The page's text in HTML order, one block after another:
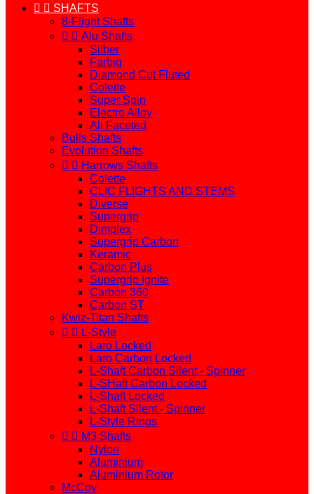
  SHAFTS
8-Flight Shafts
  Alu Shafts
Silber
Farbig
Diamond Cut Fluted
Colette
Super Spin
Electro Alloy
Ali Faceted
Bulls Shafts
Evolution Shafts
  Harrows Shafts
Colette
CLIC FLIGHTS AND STEMS
Diverse
Supergrip
Dimplex
Supergrip Carbon
Keramic
Carbon Plus
Supergrip Ignite
Carbon 360
Carbon ST
Kwiz-Titan Shafts
  L-Style
Laro Locked
Laro Carbon Locked
L-Shaft Carbon Silent - Spinner
L-SHaft Carbon Locked
L-Shaft Locked
L-Shaft Silent - Spinner
L-Style Rings
  M3 Shafts
Nylon
Aluminium
Aluminium Rotor
McCoy